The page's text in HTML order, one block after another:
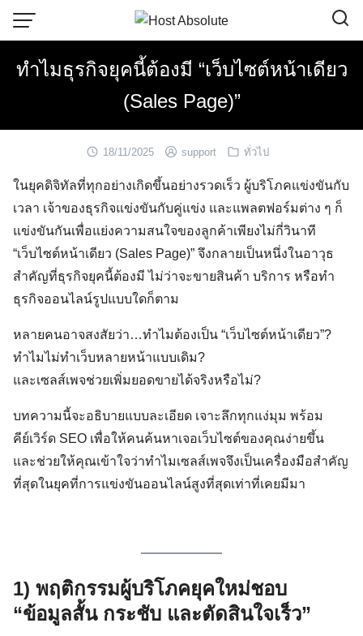
ทำไมธุรกิจยุคนี้ต้องมี “เว็บไซต์หน้าเดียว
(Sales Page)”
18/11/2025 support ทั่วไป
ในยุคดิจิทัลที่ทุกอย่างเกิดขึ้นอย่างรวดเร็ว ผู้บริโภคแข่งขันกับ
เวลา เจ้าของธุรกิจแข่งขันกับคู่แข่ง และแพลตฟอร์มต่าง ๆ ก็
แข่งขันกันเพื่อแย่งความสนใจของลูกค้าเพียงไม่กี่วินาที
“เว็บไซต์หน้าเดียว (Sales Page)” จึงกลายเป็นหนึ่งในอาวุธ
สำคัญที่ธุรกิจยุคนี้ต้องมี ไม่ว่าจะขายสินค้า บริการ หรือทำ
ธุรกิจออนไลน์รูปแบบใดก็ตาม
หลายคนอาจสงสัยว่า…ทำไมต้องเป็น “เว็บไซต์หน้าเดียว”?
ทำไมไม่ทำเว็บหลายหน้าแบบเดิม?
และเซลส์เพจช่วยเพิ่มยอดขายได้จริงหรือไม่?
บทความนี้จะอธิบายแบบละเอียด เจาะลึกทุกแง่มุม พร้อม
คีย์เวิร์ด SEO เพื่อให้คนค้นหาเจอเว็บไซต์ของคุณง่ายขึ้น
และช่วยให้คุณเข้าใจว่าทำไมเซลส์เพจจึงเป็นเครื่องมือสำคัญ
ที่สุดในยุคที่การแข่งขันออนไลน์สูงที่สุดเท่าที่เคยมีมา
1) พฤติกรรมผู้บริโภคยุคใหม่ชอบ
“ข้อมูลสั้น กระชับ และตัดสินใจเร็ว”